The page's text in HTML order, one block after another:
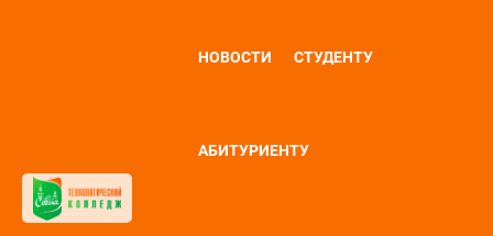
НОВОСТИ СТУДЕНТУ
АБИТУРИЕНТУ